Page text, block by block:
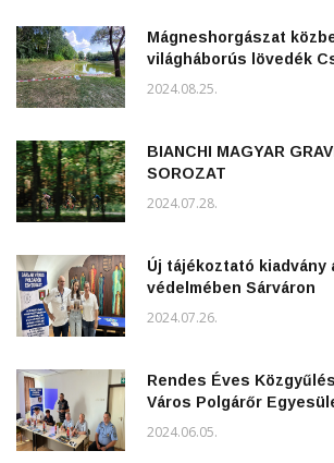
Mágneshorgászat
világháborús lövedék
2024.08.25.
BIANCHI MAGYAR
SOROZAT
2024.07.28.
Új tájékoztató kiadvány
védelmében Sárváron
2024.07.26.
Rendes Éves
Város Polgárőr
2024.06.05.